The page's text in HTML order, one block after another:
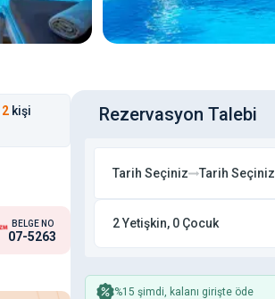
2 kişi
BELGE NO
07-5263
Rezervasyon Talebi
Tarih Seçiniz Tarih Seçiniz
2 Yetişkin, 0 Çocuk
%15 şimdi, kalanı girişte öde